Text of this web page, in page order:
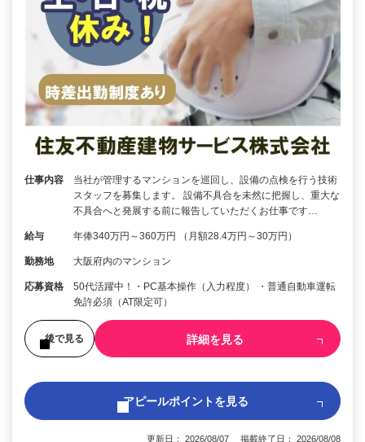
仕事内容
当社が管理するマンションを巡回し、設備の点検を行う技術
スタッフを募集します。 設備不具合を未然に把握し、重大な
不具合へと発展する前に報告していただくお仕事です…
給与 年俸340万円～360万円 （月額28.4万円～30万円）
勤務地 大阪府内のマンション
応募資格
50代活躍中！・PC基本操作（入力程度） ・普通自動車運転
免許必須（AT限定可）
後で見る 詳細を見る
アピールポイントを見る
更新日： 2026/08/07 掲載終了日： 2026/08/08